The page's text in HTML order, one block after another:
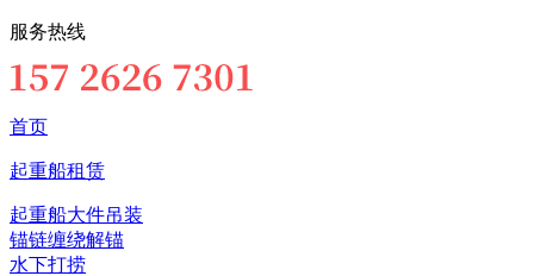
服务热线
首页
起重船租赁
起重船大件吊装
锚链缠绕解锚
水下打捞